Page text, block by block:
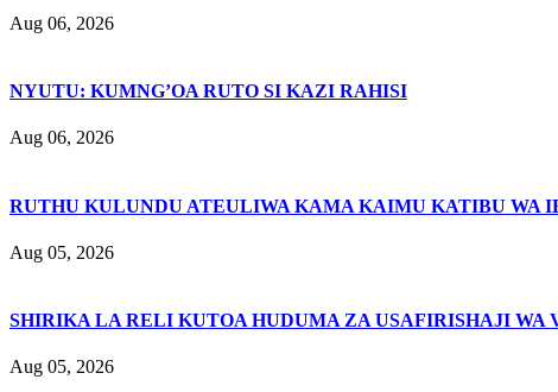
Aug 06, 2026
NYUTU: KUMNG’OA RUTO SI KAZI RAHISI
Aug 06, 2026
RUTHU KULUNDU ATEULIWA KAMA KAIMU KATIBU WA
Aug 05, 2026
SHIRIKA LA RELI KUTOA HUDUMA ZA USAFIRISHAJI WA
Aug 05, 2026